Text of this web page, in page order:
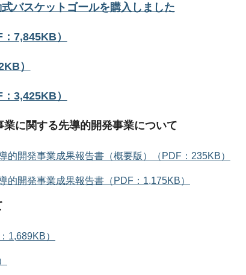
バスケットゴールを購入しました
7,845KB）
）
3,425KB）
に関する先導的開発事業について
開発事業成果報告書（概要版）（PDF：235KB）
開発事業成果報告書（PDF：1,175KB）
1,689KB）